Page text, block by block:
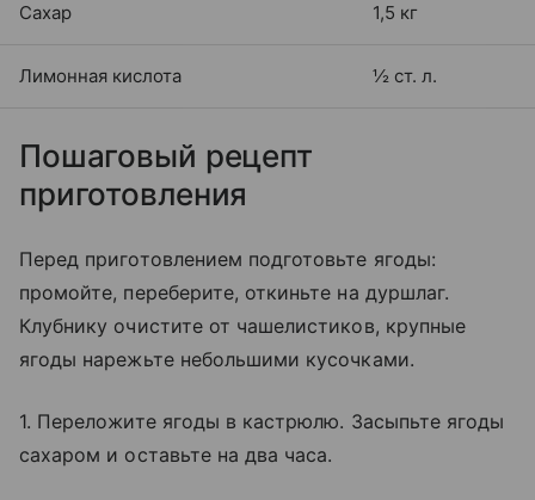
Сахар 1,5 кг
Лимонная кислота ½ ст. л.
Пошаговый рецепт
приготовления
Перед приготовлением подготовьте ягоды:
промойте, переберите, откиньте на дуршлаг.
Клубнику очистите от чашелистиков, крупные
ягоды нарежьте небольшими кусочками.
1. Переложите ягоды в кастрюлю. Засыпьте ягоды
сахаром и оставьте на два часа.